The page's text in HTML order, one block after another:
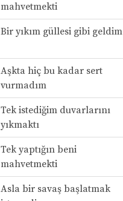
mahvetmekti
Bir yıkım güllesi gibi geldim
Aşkta hiç bu kadar sert
vurmadım
Tek istediğim duvarlarını
yıkmaktı
Tek yaptığın beni
mahvetmekti
Asla bir savaş başlatmak